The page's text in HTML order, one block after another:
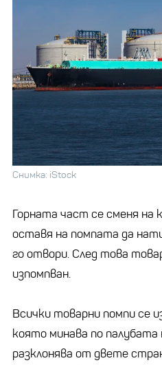
Снимка: iStock
Горната част се сменя на
оставя на помпата да
го отвори. След това
изпомпван.
Всички товарни помпи се
която минава по палубата
разклонява от двете